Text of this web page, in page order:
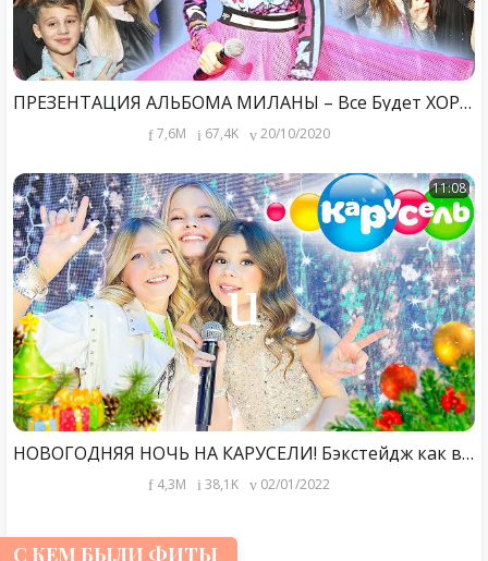
ПРЕЗЕНТАЦИЯ АЛЬБОМА МИЛАНЫ – Все Будет ХОРОШО! КОНЦЕРТ Live Полная Версия!
7,6M 67,4K 20/10/2020
11:08
НОВОГОДНЯЯ НОЧЬ НА КАРУСЕЛИ! Бэкстейдж как все прошло...
4,3M 38,1K 02/01/2022
С КЕМ БЫЛИ ФИТЫ